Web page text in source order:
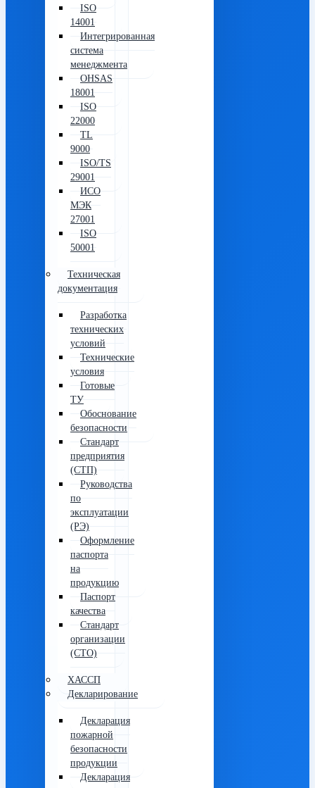
ISO
14001
Интегрированная
система
менеджмента
OHSAS
18001
ISO
22000
TL
9000
ISO/TS
29001
ИСО
МЭК
27001
ISO
50001
Техническая
документация
Разработка
технических
условий
Технические
условия
Готовые
ТУ
Обоснование
безопасности
Стандарт
предприятия
(СТП)
Руководства
по
эксплуатации
(РЭ)
Оформление
паспорта
на
продукцию
Паспорт
качества
Стандарт
организации
(СТО)
ХАССП
Декларирование
Декларация
пожарной
безопасности
продукции
Декларация